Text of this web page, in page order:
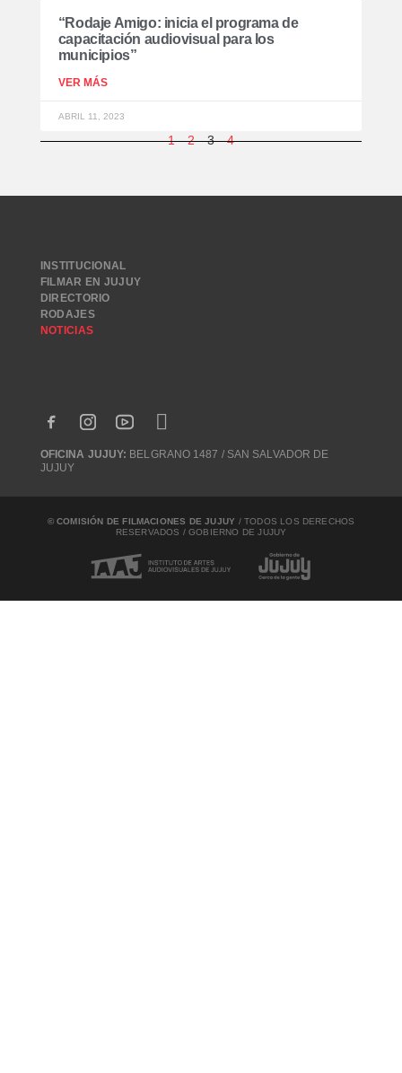
“Rodaje Amigo: inicia el programa de
capacitación audiovisual para los
municipios”
VER MÁS
ABRIL 11, 2023
1 2 3 4
INSTITUCIONAL
FILMAR EN JUJUY
DIRECTORIO
RODAJES
NOTICIAS
OFICINA JUJUY: BELGRANO 1487 / SAN SALVADOR DE
JUJUY
© COMISIÓN DE FILMACIONES DE JUJUY / TODOS LOS DERECHOS
RESERVADOS / GOBIERNO DE JUJUY